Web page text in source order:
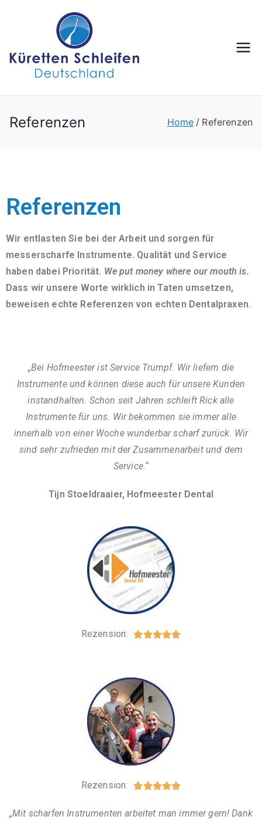
Referenzen Home Referenzen
Referenzen
Wir entlasten Sie bei der Arbeit und sorgen für
messerscharfe Instrumente. Qualität und Service
haben dabei Priorität. We put money where our mouth is.
Dass wir unsere Worte wirklich in Taten umsetzen,
beweisen echte Referenzen von echten Dentalpraxen.
„Bei Hofmeester ist Service Trumpf. Wir liefern die
Instrumente und können diese auch für unsere Kunden
instandhalten. Schon seit Jahren schleift Rick alle
Instrumente für uns. Wir bekommen sie immer alle
innerhalb von einer Woche wunderbar scharf zurück. Wir
sind sehr zufrieden mit der Zusammenarbeit und dem
Service.“
Tijn Stoeldraaier, Hofmeester Dental
Rezension: 
Rezension: 
„Mit scharfen Instrumenten arbeitet man immer gern! Dank